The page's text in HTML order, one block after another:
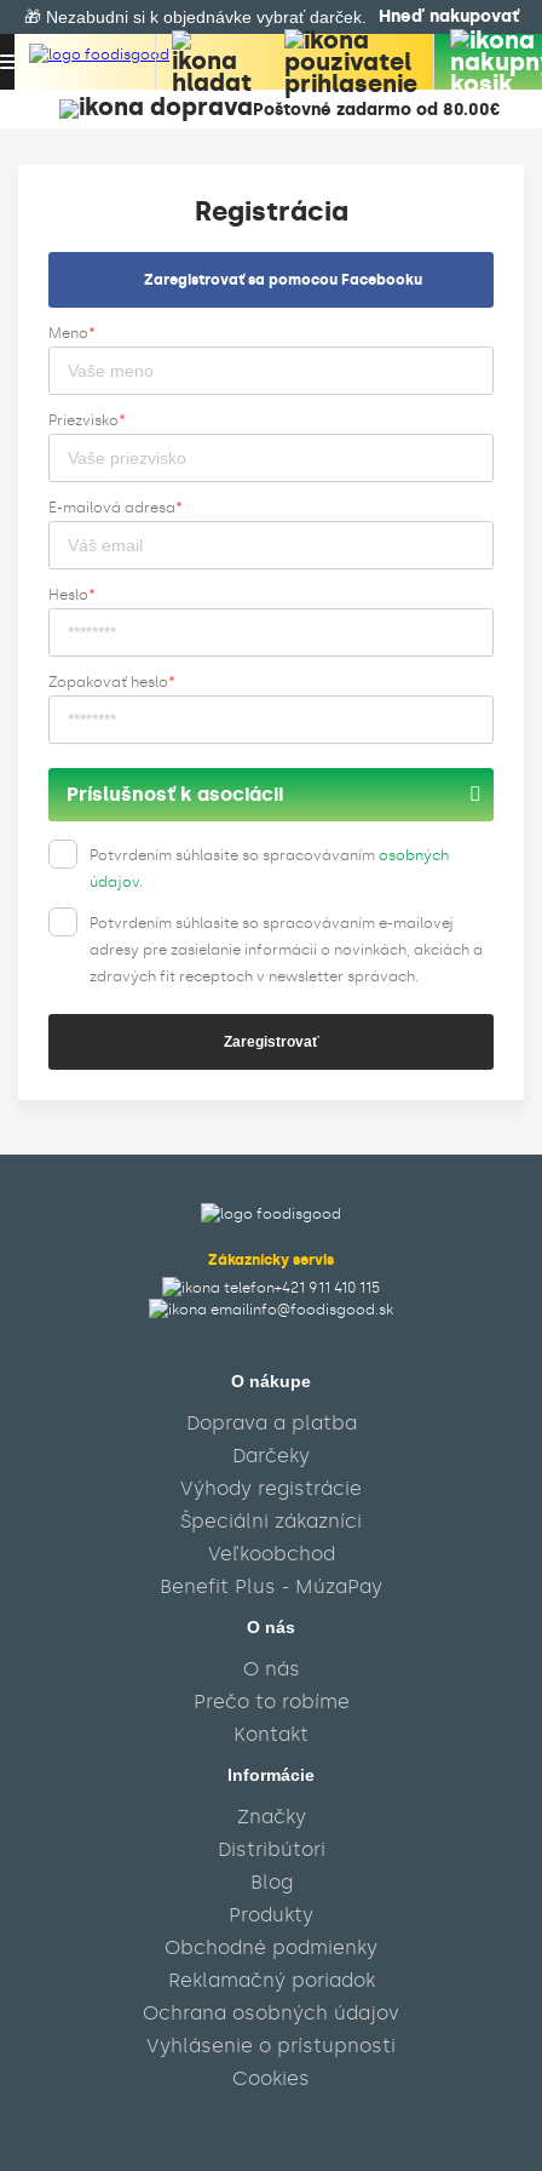
🎁 Nezabudni si k objednávke vybrať darček. Hneď nakupovať
Poštovné zadarmo od 80.00€
Registrácia
Zaregistrovať sa pomocou Facebooku
Meno*
Priezvisko*
E-mailová adresa*
Heslo*
Zopakovať heslo*
Príslušnosť k asociácii
Potvrdením súhlasite so spracovávaním osobných
údajov.
Potvrdením súhlasite so spracovávaním e-mailovej
adresy pre zasielanie informácií o novinkách, akciách a
zdravých fit receptoch v newsletter správach.
Zaregistrovať
Zákaznícky servis
+421 911 410 115‬
info@foodisgood.sk
O nákupe
Doprava a platba
Darčeky
Výhody registrácie
Špeciálni zákazníci
Veľkoobchod
Benefit Plus - MúzaPay
O nás
O nás
Prečo to robíme
Kontakt
Informácie
Značky
Distribútori
Blog
Produkty
Obchodné podmienky
Reklamačný poriadok
Ochrana osobných údajov
Vyhlásenie o prístupnosti
Cookies